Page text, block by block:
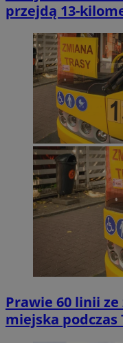
przejdą 13-
Prawie 60 linii
miejska podczas